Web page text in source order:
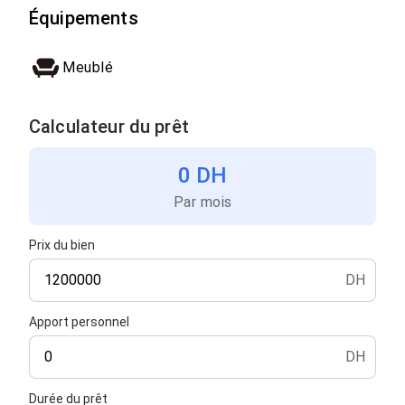
Équipements
Meublé
Calculateur du prêt
Prix du bien
DH
Apport personnel
DH
Durée du prêt
0 DH
Par mois